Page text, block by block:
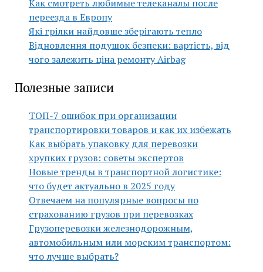
Как смотреть любимые телеканалы после
переезда в Европу
Які грілки найдовше зберігають тепло
Відновлення подушок безпеки: вартість, від
чого залежить ціна ремонту Airbag
Полезные записи
ТОП-7 ошибок при организации
транспортировки товаров и как их избежать
Как выбрать упаковку для перевозки
хрупких грузов: советы экспертов
Новые тренды в транспортной логистике:
что будет актуально в 2025 году
Отвечаем на популярные вопросы по
страхованию грузов при перевозках
Грузоперевозки железнодорожным,
автомобильным или морским транспортом:
что лучше выбрать?